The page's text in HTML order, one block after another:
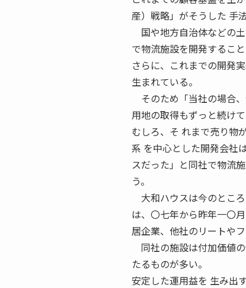
産）戦略」がそうした 手
国や地方自治体などの
で物流施設を開発すること
さらに、これまでの開発
生まれている。
そのため「当社の場合
用地の取得もずっと続けて
むしろ、そ れまで売り物
系 を中心とした開発会社
スだった」と同社で物流
う。
大和ハウスは今のとこ
は、〇七年から昨年一〇
居企業、他社のリートや
同社の施設は付加価値
たるものが多い。
安定した運用益を 生み出